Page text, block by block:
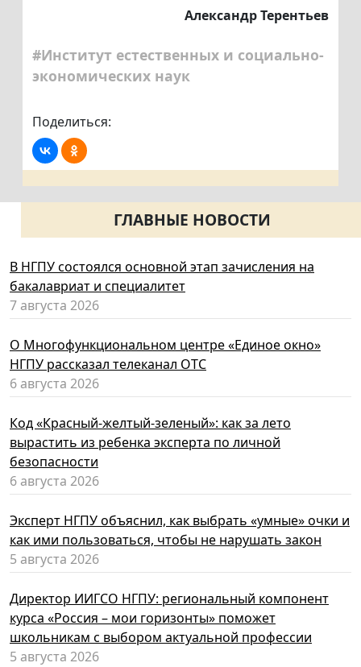
Александр Терентьев
#Институт естественных и социально-
экономических наук
Поделиться:
ГЛАВНЫЕ НОВОСТИ
В НГПУ состоялся основной этап зачисления на
бакалавриат и специалитет
7 августа 2026
О Многофункциональном центре «Единое окно»
НГПУ рассказал телеканал ОТС
6 августа 2026
Код «Красный-желтый-зеленый»: как за лето
вырастить из ребенка эксперта по личной
безопасности
6 августа 2026
Эксперт НГПУ объяснил, как выбрать «умные» очки и
как ими пользоваться, чтобы не нарушать закон
5 августа 2026
Директор ИИГСО НГПУ: региональный компонент
курса «Россия – мои горизонты» поможет
школьникам с выбором актуальной профессии
5 августа 2026